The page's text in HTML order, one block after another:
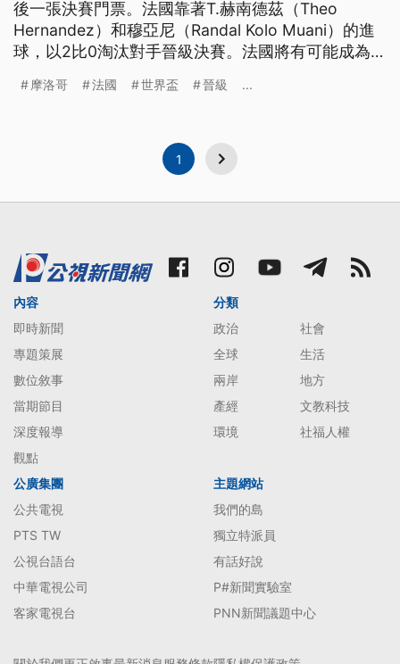
後一張決賽門票。法國靠著T.赫南德茲（Theo
Hernandez）和穆亞尼（Randal Kolo Muani）的進
球，以2比0淘汰對手晉級決賽。法國將有可能成為自
摩洛哥 法國 世界盃 晉級 ...
1
內容
即時新聞
專題策展
數位敘事
當期節目
深度報導
觀點
分類
政治
社會
全球
生活
兩岸
地方
產經
文教科技
環境
社福人權
公廣集團
公共電視
PTS TW
公視台語台
中華電視公司
客家電視台
主題網站
我們的島
獨立特派員
有話好說
P#新聞實驗室
PNN新聞議題中心